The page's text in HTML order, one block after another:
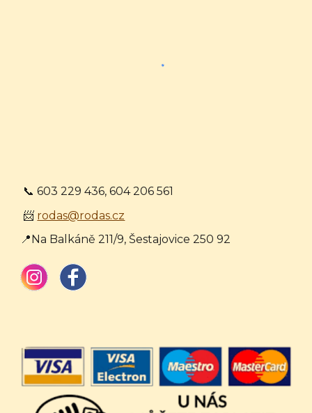
📞 603 229 436, 604 206 561
📨 rodas@rodas.cz
📍Na Balkáně 211/9, Šestajovice 250 92